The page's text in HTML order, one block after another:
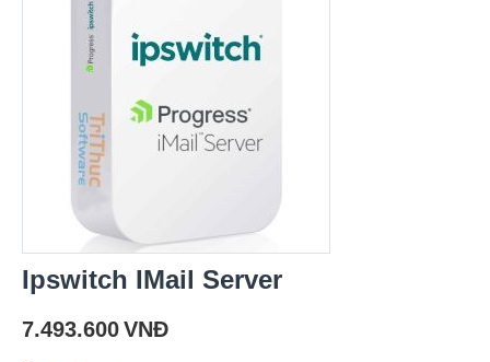
Ipswitch IMail Server
7.493.600VNĐ